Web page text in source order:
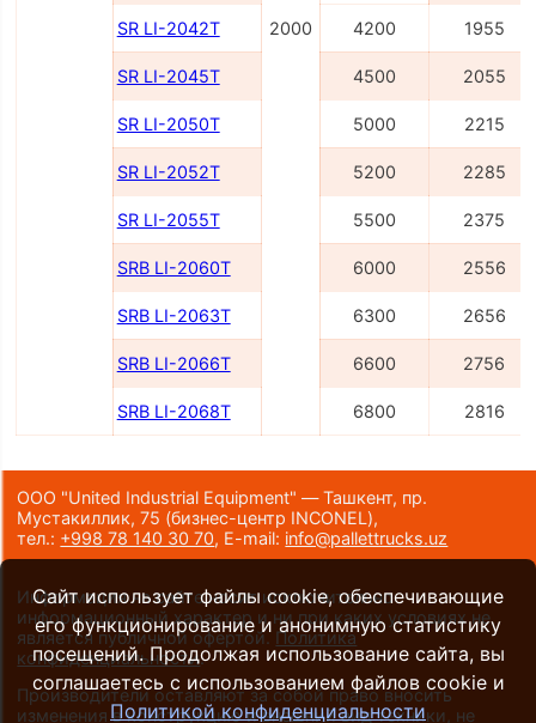
2000
SR LI-2042Т 4200 1955
SR LI-2045Т 4500 2055
SR LI-2050Т 5000 2215
SR LI-2052Т 5200 2285
SR LI-2055Т 5500 2375
SRB LI-2060Т 6000 2556
SRB LI-2063Т 6300 2656
SRB LI-2066Т 6600 2756
SRB LI-2068Т 6800 2816
ООО "United Industrial Equipment" — Ташкент, пр.
Мустакиллик, 75 (бизнес-центр INCONEL),
тел.: +998 78 140 30 70, E-mail: info@pallettrucks.uz
Информация на сайте носит исключительно
информационный характер и ни при каких условиях не
является публичной офертой. Политика
конфиденциальности.
Производители оставляют за собой право вносить
изменения в конструкцию и внешний вид техники, не
Сайт использует файлы cookie, обеспечивающие
его функционирование и анонимную статистику
посещений. Продолжая использование сайта, вы
соглашаетесь с использованием файлов cookie и
Политикой конфиденциальности